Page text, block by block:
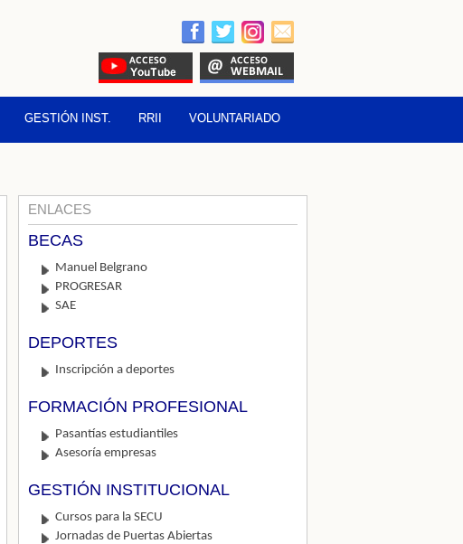
GESTIÓN INST. RRII VOLUNTARIADO
ENLACES
BECAS
Manuel Belgrano
PROGRESAR
SAE
DEPORTES
Inscripción a deportes
FORMACIÓN PROFESIONAL
Pasantías estudiantiles
Asesoría empresas
GESTIÓN INSTITUCIONAL
Cursos para la SECU
Jornadas de Puertas Abiertas